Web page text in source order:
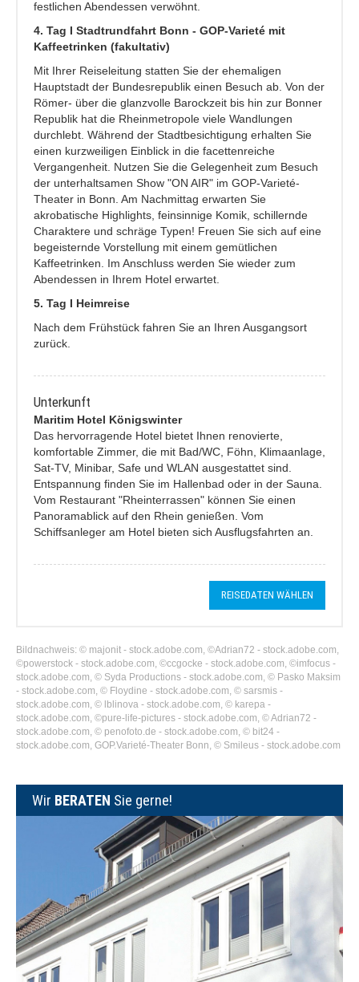
festlichen Abendessen verwöhnt.
4. Tag I Stadtrundfahrt Bonn - GOP-Varieté mit
Kaffeetrinken (fakultativ)
Mit Ihrer Reiseleitung statten Sie der ehemaligen
Hauptstadt der Bundesrepublik einen Besuch ab. Von der
Römer- über die glanzvolle Barockzeit bis hin zur Bonner
Republik hat die Rheinmetropole viele Wandlungen
durchlebt. Während der Stadtbesichtigung erhalten Sie
einen kurzweiligen Einblick in die facettenreiche
Vergangenheit. Nutzen Sie die Gelegenheit zum Besuch
der unterhaltsamen Show "ON AIR" im GOP-Varieté-
Theater in Bonn. Am Nachmittag erwarten Sie
akrobatische Highlights, feinsinnige Komik, schillernde
Charaktere und schräge Typen! Freuen Sie sich auf eine
begeisternde Vorstellung mit einem gemütlichen
Kaffeetrinken. Im Anschluss werden Sie wieder zum
Abendessen in Ihrem Hotel erwartet.
5. Tag I Heimreise
Nach dem Frühstück fahren Sie an Ihren Ausgangsort
zurück.
Unterkunft
Maritim Hotel Königswinter
Das hervorragende Hotel bietet Ihnen renovierte,
komfortable Zimmer, die mit Bad/WC, Föhn, Klimaanlage,
Sat-TV, Minibar, Safe und WLAN ausgestattet sind.
Entspannung finden Sie im Hallenbad oder in der Sauna.
Vom Restaurant "Rheinterrassen" können Sie einen
Panoramablick auf den Rhein genießen. Vom
Schiffsanleger am Hotel bieten sich Ausflugsfahrten an.
REISEDATEN WÄHLEN
Bildnachweis: © majonit - stock.adobe.com, ©Adrian72 - stock.adobe.com,
©powerstock - stock.adobe.com, ©ccgocke - stock.adobe.com, ©imfocus -
stock.adobe.com, © Syda Productions - stock.adobe.com, © Pasko Maksim
- stock.adobe.com, © Floydine - stock.adobe.com, © sarsmis -
stock.adobe.com, © lblinova - stock.adobe.com, © karepa -
stock.adobe.com, ©pure-life-pictures - stock.adobe.com, © Adrian72 -
stock.adobe.com, © penofoto.de - stock.adobe.com, © bit24 -
stock.adobe.com, GOP.Varieté-Theater Bonn, © Smileus - stock.adobe.com
Wir BERATEN Sie gerne!